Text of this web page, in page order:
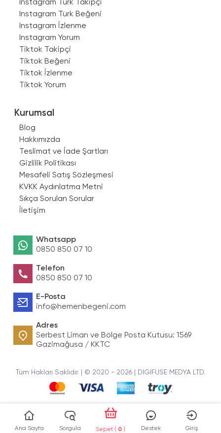
Instagram Türk Takipçi
Instagram Türk Beğeni
Instagram İzlenme
Instagram Yorum
Tiktok Takipçi
Tiktok Beğeni
Tiktok İzlenme
Tiktok Yorum
Kurumsal
Blog
Hakkımızda
Teslimat ve İade Şartları
Gizlilik Politikası
Mesafeli Satış Sözleşmesi
KVKK Aydınlatma Metni
Sıkça Sorulan Sorular
İletişim
Whatsapp
0850 850 07 10
Telefon
0850 850 07 10
E-Posta
info@hemenbegeni.com
Adres
Serbest Liman ve Bölge Posta Kutusu: 1569
Gazimağusa / KKTC
Tüm Hakları Saklıdır. | © 2020 - 2026 | DIGIFUSE MEDYA LTD.
Ana Sayfa Sorgula Sepet ( 0 ) Destek Giriş